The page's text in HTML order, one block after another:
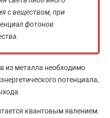
с веществом, при
фотонов
из металла необходимо
потенциала,
квантовым явлением.